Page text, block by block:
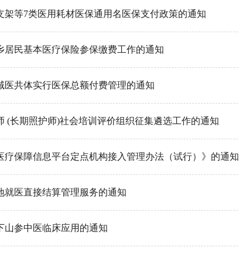
架等7类医用耗材医保通用名医保支付政策的通知
居民基本医疗保险参保缴费工作的通知
医共体实行医保总额付费管理的通知
(长期照护师)社会培训评价组织征集遴选工作的通知
疗保障信息平台定点机构接入管理办法（试行）》的通知
就医直接结算管理服务的通知
山参中医临床应用的通知